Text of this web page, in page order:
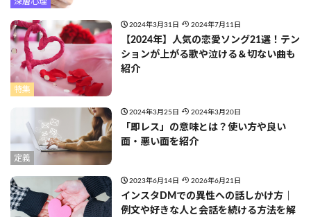
特集
2024年3月31日 2024年7月11日
【2024年】人気の恋愛ソング21選！テン
ションが上がる歌や泣ける＆切ない曲も
紹介
定義
2024年3月25日 2024年3月20日
「即レス」の意味とは？使い方や良い
面・悪い面を紹介
2023年6月14日 2026年6月21日
インスタDMでの異性への話しかけ方｜
例文や好きな人と会話を続ける方法を解